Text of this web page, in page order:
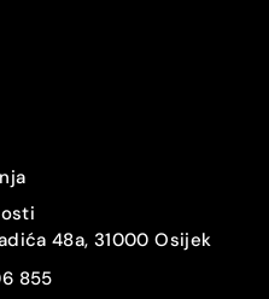
48a, 31000 Osijek
855